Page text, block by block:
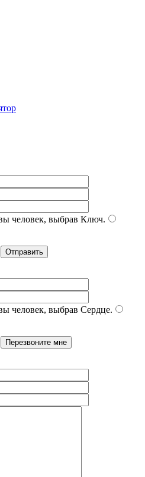
человек, выбрав Ключ.
человек, выбрав Сердце.